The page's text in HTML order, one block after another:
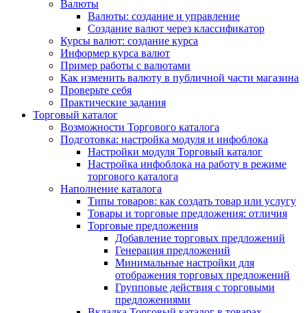
Валюты
Валюты: создание и управление
Создание валют через классификатор
Курсы валют: создание курса
Информер курса валют
Пример работы с валютами
Как изменить валюту в публичной части магазина
Проверьте себя
Практические задания
Торговый каталог
Возможности Торгового каталога
Подготовка: настройка модуля и инфоблока
Настройки модуля Торговый каталог
Настройка инфоблока на работу в режиме
торгового каталога
Наполнение каталога
Типы товаров: как создать товар или услугу
Товары и торговые предложения: отличия
Торговые предложения
Добавление торговых предложений
Генерация предложений
Минимальные настройки для
отображения торговых предложений
Групповые действия с торговыми
предложениями